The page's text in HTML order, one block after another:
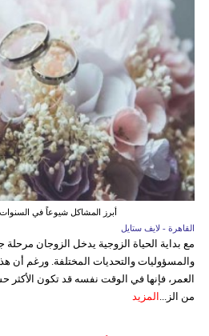
أبرز المشاكل شيوعاً في السنوات
القاهرة - لايف ستايل
مع بداية الحياة الزوجية يدخل الزوجان مرحلة
والمسؤوليات والتحديات المختلفة. ورغم أن
العمر، فإنها في الوقت نفسه قد تكون
من الز...
المزيد